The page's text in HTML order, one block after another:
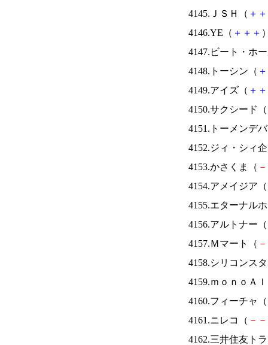
4145.ＪＳＨ（ ＋ ＋
4146.YE（ ＋ ＋ ＋
4147.ビート・ホ
4148.トーシン（ ＋
4149.アイズ（ ＋ ＋
4150.サクシード（
4151.トーメンデ
4152.ジィ・シィ
4153.かさくま（ －
4154.アメイジア（
4155.エターナル
4156.アルトナー（
4157.Ｍマート（ －
4158.シリコンス
4159.ｍｏｎｏＡ
4160.フィーチャ（
4161.ニレコ（ － －
4162.三井住友ト